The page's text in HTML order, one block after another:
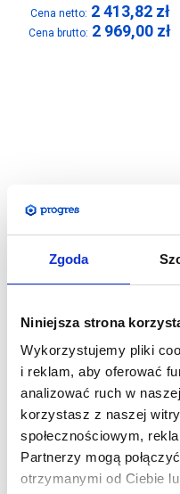
Zgoda
Niniejsza strona
Wykorzystujemy pliki
i reklam, aby oferować
analizować ruch w
korzystasz z naszej
społecznościowym,
Partnerzy mogą
otrzymanymi od Ciebie
Cena netto: 2 413,82 zł
Cena brutto: 2 969,00 zł
Ścianka reklamowa
tekstylna Łukowa 240 x
240 cm z wydrukiem
1 381,30zł